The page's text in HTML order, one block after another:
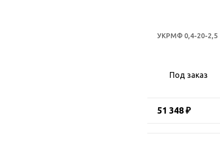
УКРМФ 0,4-20-2,5
Под заказ
51 348 ₽